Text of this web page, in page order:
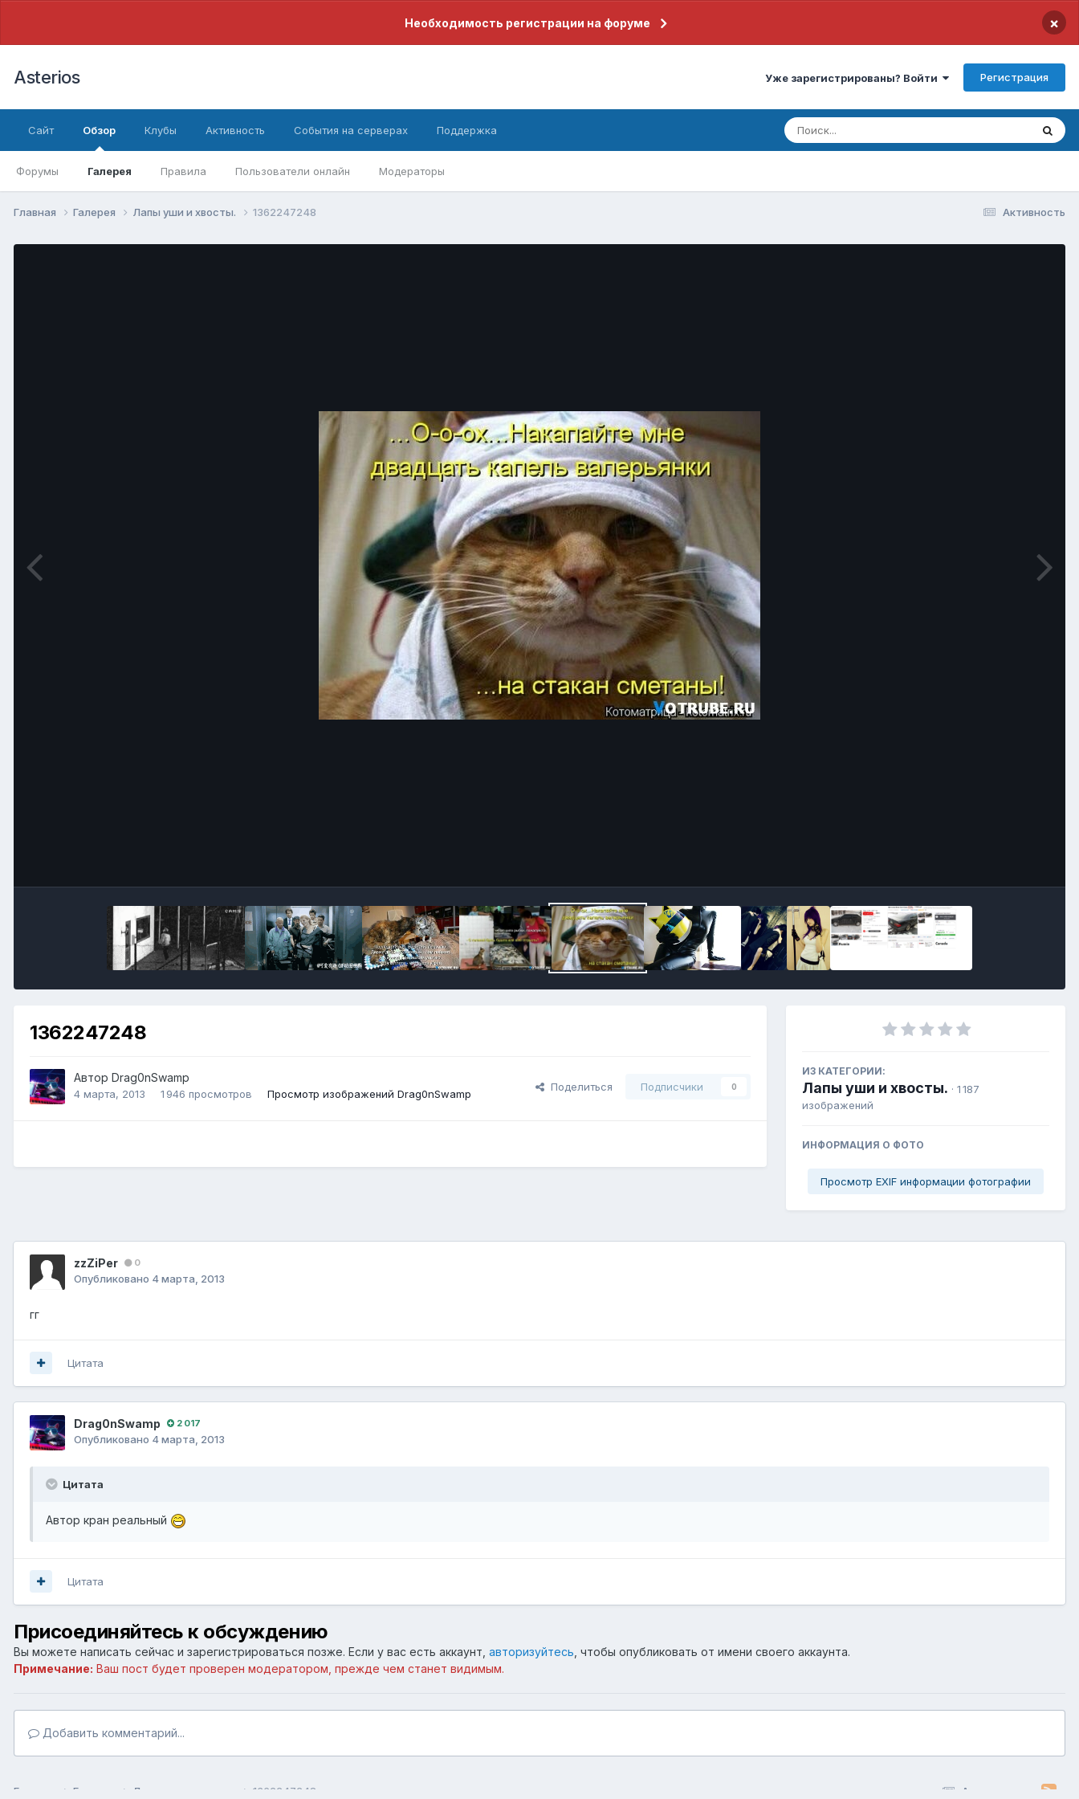
Необходимость регистрации на форуме ×
Asterios Уже зарегистрированы? Войти Регистрация
Сайт Обзор
Форумы Галерея Правила Пользователи онлайн Модераторы
Клубы Активность События на серверах Поддержка
Активность
Главная Галерея Лапы уши и хвосты. 1362247248
1362247248
Автор Drag0nSwamp
4 марта, 2013 1 946 просмотров Просмотр изображений Drag0nSwamp
Поделиться Подписчики 0
ИЗ КАТЕГОРИИ:
Лапы уши и хвосты. · 1 187
изображений
ИНФОРМАЦИЯ О ФОТО
Просмотр EXIF информации фотографии
zzZiPer 0
Опубликовано 4 марта, 2013
гг
Цитата
Drag0nSwamp 2 017
Опубликовано 4 марта, 2013
Цитата
Автор кран реальный
Цитата
Присоединяйтесь к обсуждению
Вы можете написать сейчас и зарегистрироваться позже. Если у вас есть аккаунт, авторизуйтесь , чтобы опубликовать от имени своего аккаунта.
Примечание: Ваш пост будет проверен модератором, прежде чем станет видимым.
Добавить комментарий...
Активность
Главная Галерея Лапы уши и хвосты. 1362247248